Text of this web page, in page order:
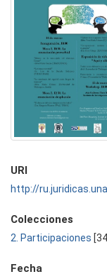
URI
http://
Colecciones
2. Participaciones
Fecha